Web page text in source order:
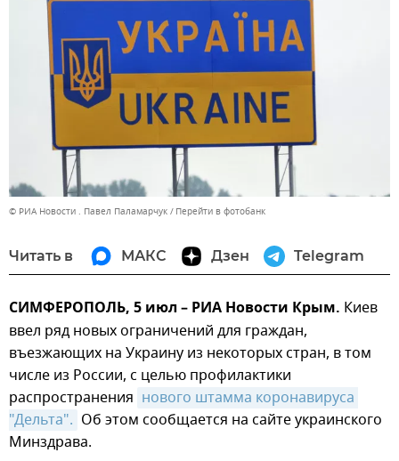
© РИА Новости . Павел Паламарчук Перейти в фотобанк
Читать в МАКС Дзен Telegram
СИМФЕРОПОЛЬ, 5 июл – РИА Новости Крым. Киев
ввел ряд новых ограничений для граждан,
въезжающих на Украину из некоторых стран, в том
числе из России, с целью профилактики
распространения нового штамма коронавируса
"Дельта". Об этом сообщается на сайте украинского
Минздрава.